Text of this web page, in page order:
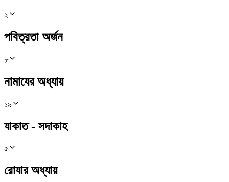
২
পবিত্রতা অর্জন
৮
নামাযের অধ্যায়
১৯
যাকাত - সদাকাহ
৫
রোযার অধ্যায়